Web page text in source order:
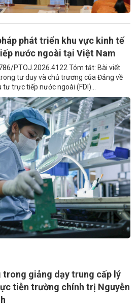
phát triển khu vực kinh tế
nước ngoài tại Việt Nam
PTOJ.2026.4122 Tóm tắt: Bài viết
tư duy và chủ trương của Đảng về
trực tiếp nước ngoài (FDI)...
trong giảng dạy trung cấp lý
tiễn trường chính trị Nguyễn